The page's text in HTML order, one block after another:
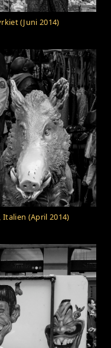
(Juni 2014)
(April 2014)